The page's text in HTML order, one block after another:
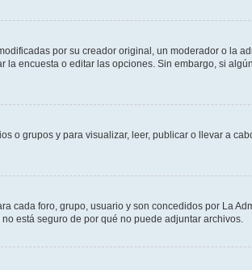
por su creador original, un moderador o la
la encuesta o editar las opciones. Sin embargo, si
o grupos y para visualizar, leer, publicar o llevar a
cada foro, grupo, usuario y son concedidos por La
está seguro de por qué no puede adjuntar archivos.